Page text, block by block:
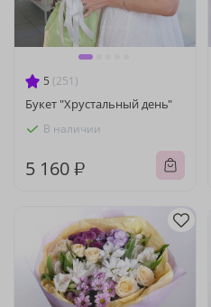
5 (251)
Букет "Хрустальный день"
В наличии
5 160 ₽